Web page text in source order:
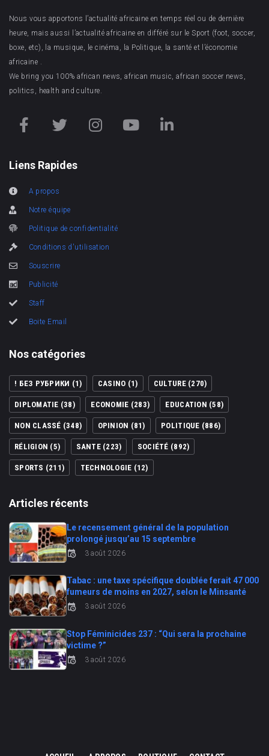
Nous vous apportons l’actualité africaine en temps réel ou de dernière
heure, mais aussi l’actualité africaine en différé sur le Sport (foot, soccer,
boxe, etc), la musique, le cinéma, la Politique, la santé et l’économie
africaine .
We bring you 100% african news, african music, african soccer news,
politics, health and culture.
Liens Rapides
A propos
Notre équipe
Politique de confidentialité
Conditions d'utilisation
Souscrire
Publicité
Staff
Boite Email
Nos catégories
! БЕЗ РУБРИКИ (1) CASINO (1) CULTURE(270)
DIPLOMATIE (38) ECONOMIE (283) EDUCATION (58)
NON CLASSÉ (348) OPINION (81) POLITIQUE (886)
RÉLIGION (5) SANTE(223) SOCIÉTÉ (892)
SPORTS (211) TECHNOLOGIE (12)
Articles récents
Le recensement général de la population
prolongé jusqu’au 15 septembre
3 août 2026
Tabac : une taxe spécifique doublée ferait 47 000
fumeurs de moins en 2027, selon le Minsanté
3 août 2026
Stop Féminicides 237 : “Qui sera la prochaine
victime ?”
3 août 2026